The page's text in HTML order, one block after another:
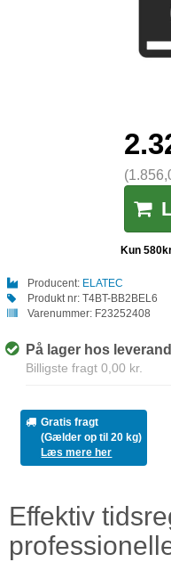
Producent: ELATEC
Produkt nr: T4BT-BB2BEL6
Varenummer: F23252408
På lager hos
Billigste fragt 0,00 kr.
Gratis fragt
(Gælder op til 20 kg)
Læs mere her
Effektiv